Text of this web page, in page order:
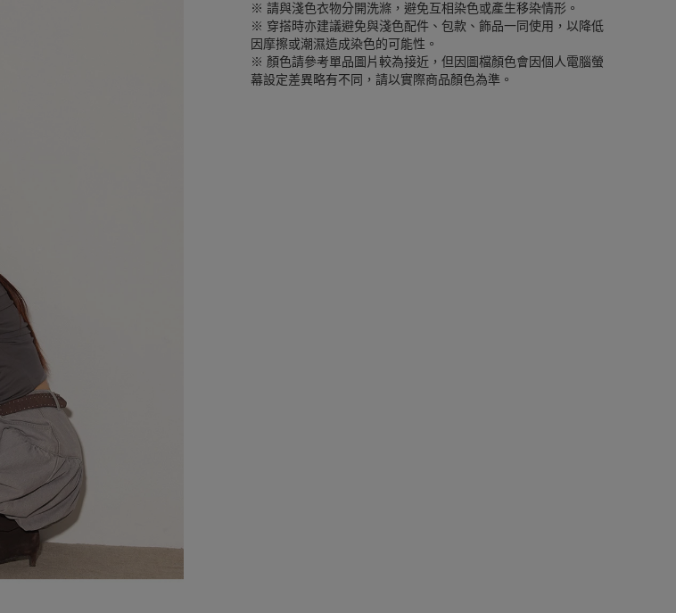
※ 請與淺色衣物分開洗滌，避免互相染色或產生移染情形。
※ 穿搭時亦建議避免與淺色配件、包款、飾品一同使用，以降低
因摩擦或潮濕造成染色的可能性。
※ 顏色請參考單品圖片較為接近，但因圖檔顏色會因個人電腦螢
幕設定差異略有不同，請以實際商品顏色為準。